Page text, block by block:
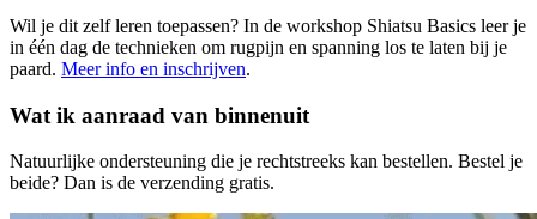
Wil je dit zelf leren toepassen? In de workshop Shiatsu Basics leer je
in één dag de technieken om rugpijn en spanning los te laten bij je
paard. Meer info en inschrijven.
Wat ik aanraad van binnenuit
Natuurlijke ondersteuning die je rechtstreeks kan bestellen. Bestel je
beide? Dan is de verzending gratis.